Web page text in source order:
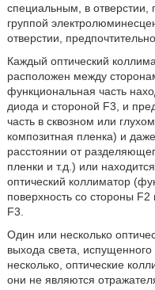
специальным, в отверстии,
группой
отверстии,
Каждый оптический
расположен между
функциональная часть
диода и стороной F3, и
часть в сквозном или
композитная пленка) и
расстоянии от
пленки и т.д.) или
оптический коллиматор
поверхность со стороны
F3.
Один или несколько
выхода света,
несколько, оптические
они не являются